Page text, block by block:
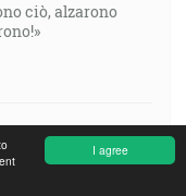
I agree
ciò, alzarono
hatten,
zu Gott und